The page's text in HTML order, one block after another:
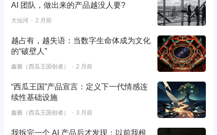
AI 团队，做出来的产品越没人要?
大仙河 2 月前
越占有，越失语：当数字生命体成为文化
的“破壁人”
鑫酱（西瓜王国创者） 2 月前
“西瓜王国”产品宣言：定义下一代情感连
续性基础设施
鑫酱（西瓜王国创者） 3 月前
我拆完一个 AI 产品后才发现：以前我根